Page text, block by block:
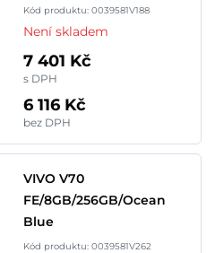
Kód produktu: 0039581V188
Není skladem
7 401 Kč
s DPH
6 116 Kč
bez DPH
VIVO V70
FE/8GB/256GB/Ocean
Blue
Kód produktu: 0039581V262